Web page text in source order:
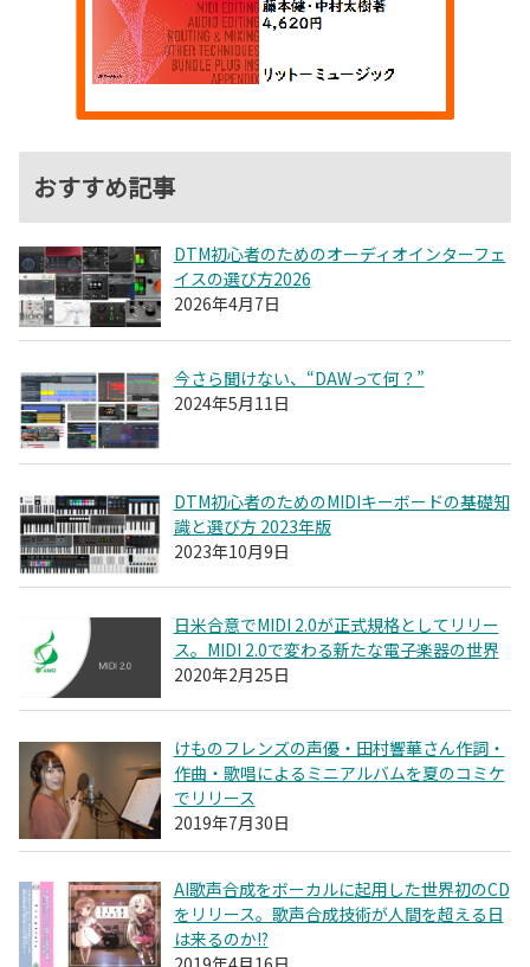
おすすめ記事
DTM初心者のためのオーディオインターフェ
イスの選び方2026
2026年4月7日
今さら聞けない、“DAWって何？”
2024年5月11日
DTM初心者のためのMIDIキーボードの基礎知
識と選び方 2023年版
2023年10月9日
日米合意でMIDI 2.0が正式規格としてリリー
ス。MIDI 2.0で変わる新たな電子楽器の世界
2020年2月25日
けものフレンズの声優・田村響華さん作詞・
作曲・歌唱によるミニアルバムを夏のコミケ
でリリース
2019年7月30日
AI歌声合成をボーカルに起用した世界初のCD
をリリース。歌声合成技術が人間を超える日
は来るのか!?